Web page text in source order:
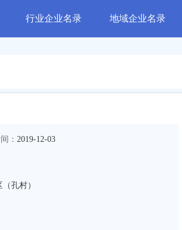
行业企业名录 地域企业名录
： 2019-12-03
孔村）